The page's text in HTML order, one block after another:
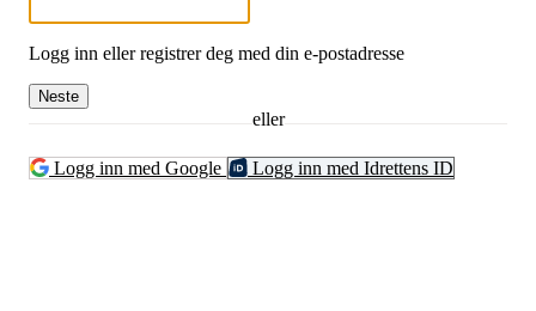
Logg inn eller registrer deg med din e-postadresse
Neste
eller
Logg inn med Google Logg inn med Idrettens ID